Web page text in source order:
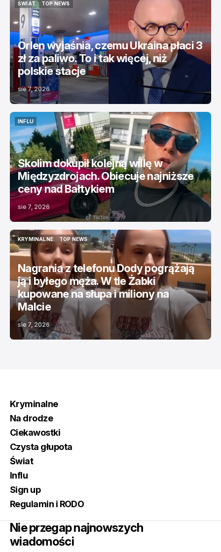
ŚWIAT
ŚWIAT
TOP NEWS
Orlen wyjaśnia, czemu Ukraina płaci 3
zł za paliwo. To i tak więcej, niż
polskie stacje
sie 7, 2026
INFLU
INFLU
Skolim dokupił kolejną willę w
Międzyzdrojach. Obiecuje najniższe
ceny nad Bałtykiem
sie 7, 2026
KRYMINALNE
KRYMINALNE
TOP NEWS
TOP NEWS
Nagrania z telefonu Dody pogrążają
ją i byłego męża. W tle Żabki
kupowane na słupa i miliony na
Malcie
sie 7, 2026
Kryminalne
Na drodze
Ciekawostki
Czysta głupota
Świat
Influ
Sign up
Regulamin i RODO
Nie przegap najnowszych
wiadomości